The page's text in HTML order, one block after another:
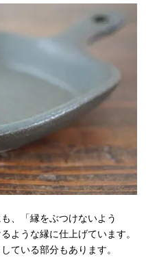
、「縁をぶつけないよう
ような縁に仕上げています。
ている部分もあります。